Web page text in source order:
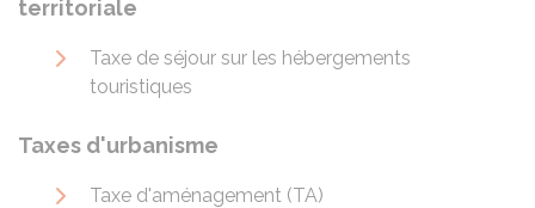
territoriale
Taxe de séjour sur les hébergements
touristiques
Taxes d'urbanisme
Taxe d'aménagement (TA)